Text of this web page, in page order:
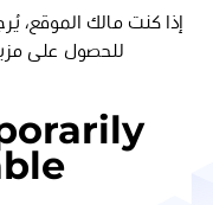
إذا كنت مالك الموقع،
للحصول على